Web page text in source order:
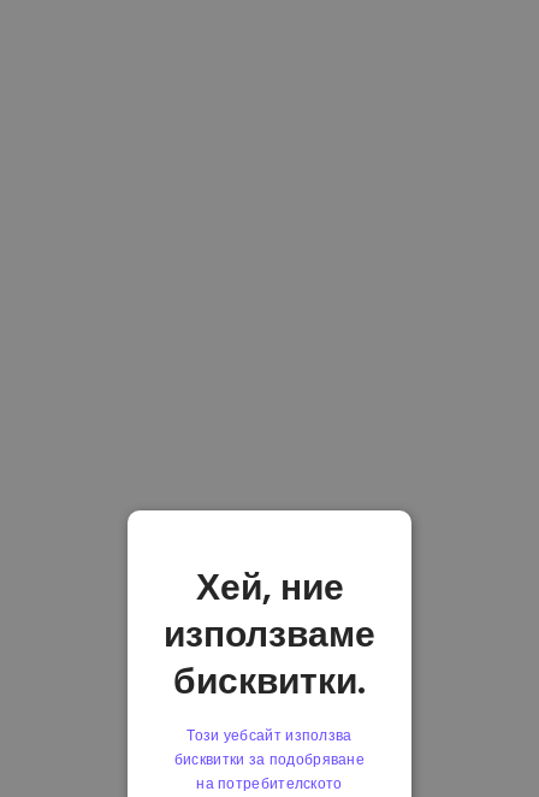
Хей, ние
използваме
бисквитки.
Този уебсайт използва
бисквитки за подобряване
на потребителското